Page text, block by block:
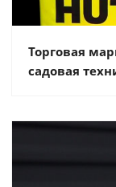
Торговая
садовая